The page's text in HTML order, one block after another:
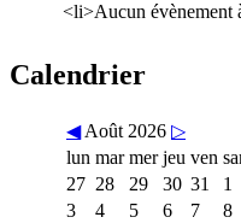
<li>Aucun évènement
Calendrier
◀ Août 2026 ▷
lun mar mer jeu ven
27 28 29 30 31 1
3
4 5 6 7 8